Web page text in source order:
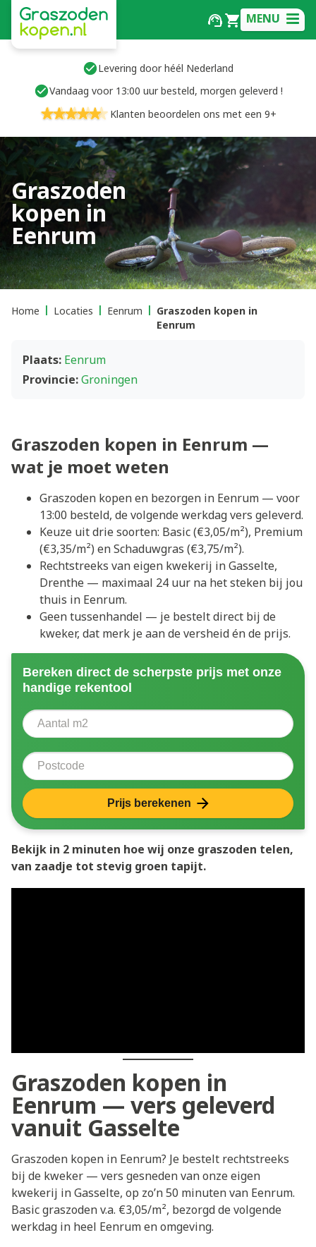
MENU
Levering door héél Nederland
Vandaag voor 13:00 uur besteld, morgen geleverd !
Klanten beoordelen ons met een 9+
Graszoden
kopen in
Eenrum
Home Locaties Eenrum
Graszoden kopen in
Eenrum
Plaats: Eenrum
Provincie:Groningen
Graszoden kopen in Eenrum —
wat je moet weten
Graszoden kopen en bezorgen in Eenrum — voor
13:00 besteld, de volgende werkdag vers geleverd.
Keuze uit drie soorten: Basic (€3,05/m²), Premium
(€3,35/m²) en Schaduwgras (€3,75/m²).
Rechtstreeks van eigen kwekerij in Gasselte,
Drenthe — maximaal 24 uur na het steken bij jou
thuis in Eenrum.
Geen tussenhandel — je bestelt direct bij de
kweker, dat merk je aan de versheid én de prijs.
Bereken direct de scherpste prijs met onze
handige rekentool
Aantal vierkante meter
Postcode
Prijs berekenen
Bekijk in 2 minuten hoe wij onze graszoden telen,
van zaadje tot stevig groen tapijt.
Graszoden kopen in
Eenrum — vers geleverd
vanuit Gasselte
Graszoden kopen in Eenrum? Je bestelt rechtstreeks
bij de kweker — vers gesneden van onze eigen
kwekerij in Gasselte, op zo’n 50 minuten van Eenrum.
Basic graszoden v.a. €3,05/m², bezorgd de volgende
werkdag in heel Eenrum en omgeving.